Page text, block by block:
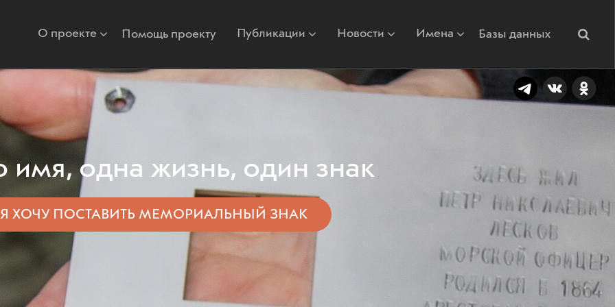
О проекте Помощь проекту Публикации Новости Имена Базы данных
одна жизнь, один знак
Я ХОЧУ ПОСТАВИТЬ МЕМОРИАЛЬНЫЙ ЗНАК